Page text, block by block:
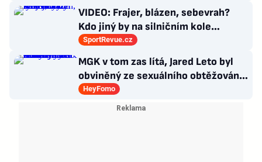
VIDEO: Frajer, blázen, sebevrah?
Kdo jiný by na silničním kole
dokázal tyhle triky?
SportRevue.cz
MGK v tom zas lítá, Jared Leto byl
obviněný ze sexuálního obtěžování
a zemřely Bonnie Tyler a Mary
HeyFomo